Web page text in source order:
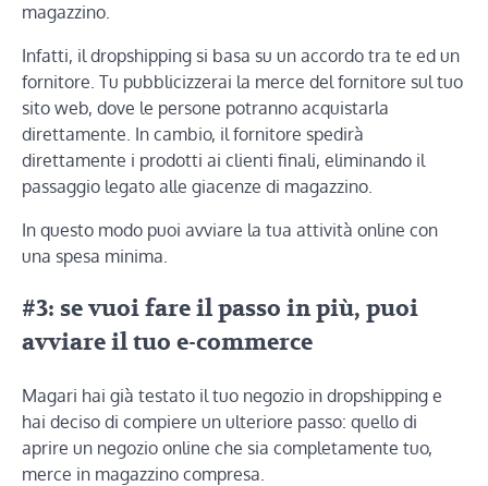
magazzino.
Infatti, il dropshipping si basa su un accordo tra te ed un
fornitore. Tu pubblicizzerai la merce del fornitore sul tuo
sito web, dove le persone potranno acquistarla
direttamente. In cambio, il fornitore spedirà
direttamente i prodotti ai clienti finali, eliminando il
passaggio legato alle giacenze di magazzino.
In questo modo puoi avviare la tua attività online con
una spesa minima.
#3: se vuoi fare il passo in più, puoi
avviare il tuo e-commerce
Magari hai già testato il tuo negozio in dropshipping e
hai deciso di compiere un ulteriore passo: quello di
aprire un negozio online che sia completamente tuo,
merce in magazzino compresa.